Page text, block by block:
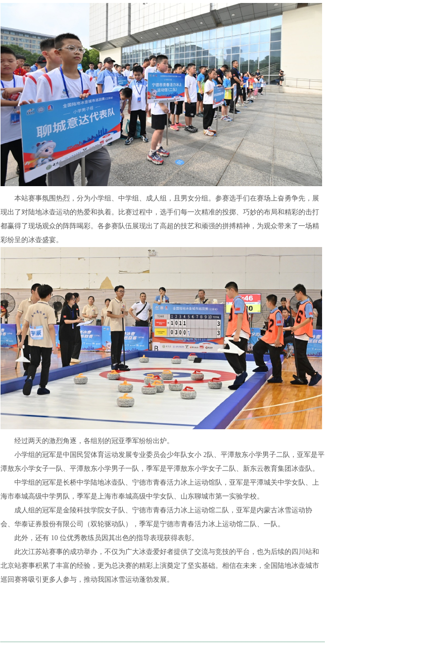
本站赛事氛围热烈，分为小学组、中学组、成人组，且男女分组。参赛选手们在赛场上奋勇争先，展
现出了对陆地冰壶运动的热爱和执着。比赛过程中，选手们每一次精准的投掷、巧妙的布局和精彩的击打
都赢得了现场观众的阵阵喝彩。各参赛队伍展现出了高超的技艺和顽强的拼搏精神，为观众带来了一场精
彩纷呈的冰壶盛宴。
经过两天的激烈角逐，各组别的冠亚季军纷纷出炉。
小学组的冠军是中国民贸体育运动发展专业委员会少年队女小 2队、平潭敖东小学男子二队，亚军是平
潭敖东小学女子一队、平潭敖东小学男子一队，季军是平潭敖东小学女子二队、新东云教育集团冰壶队。
中学组的冠军是长桥中学陆地冰壶队、宁德市青春活力冰上运动馆队，亚军是平潭城关中学女队、上
海市奉城高级中学男队，季军是上海市奉城高级中学女队、山东聊城市第一实验学校。
成人组的冠军是金陵科技学院女子队、宁德市青春活力冰上运动馆二队，亚军是内蒙古冰雪运动协
会、华泰证券股份有限公司（双轮驱动队），季军是宁德市青春活力冰上运动馆二队、一队。
此外，还有 10 位优秀教练员因其出色的指导表现获得表彰。
此次江苏站赛事的成功举办，不仅为广大冰壶爱好者提供了交流与竞技的平台，也为后续的四川站和
北京站赛事积累了丰富的经验，更为总决赛的精彩上演奠定了坚实基础。相信在未来，全国陆地冰壶城市
巡回赛将吸引更多人参与，推动我国冰雪运动蓬勃发展。